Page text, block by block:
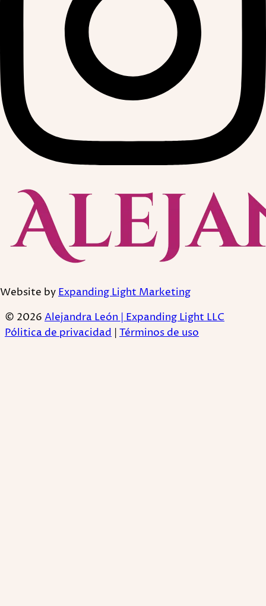
Website byExpanding Light Marketing
© 2026 Alejandra León | Expanding Light LLC
Pólitica de privacidad Términos de uso